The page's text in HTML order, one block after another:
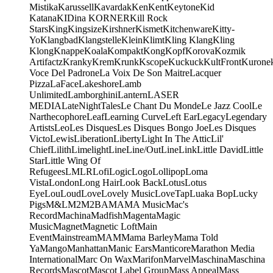
MistikaKarussellKavardakKenKentKeytoneKid
KatanaKIDina KORNERKill Rock
StarsKingKingsizeKirshnerKismetKitchenwareKitty-
YoKlangbadKlangstelleKleinKlimtKling KlangKling
KlongKnappeKoalaKompaktKongKopfKorovaKozmik
ArtifactzKrankyKremKrunkKscopeKuckuckKultFront
Voce Del PadroneLa Voix De Son MaitreLacquer
PizzaLaFaceLakeshoreLamb
UnlimitedLamborghiniLanternLASER
MEDIALateNightTalesLe Chant Du MondeLe Jazz CoolLe
NarthecophoreLeafLearning CurveLeft EarLegacyLegendary
ArtistsLeoLes DisquesLes Disques Bongo JoeLes Disques
VictoLewisLiberationLibertyLight In The AtticLil'
ChiefLilithLimelightLineLine/OutLineLinkLittle DavidLittle
StarLittle Wing Of
RefugeesLMLRLofiLogicLogoLollipopLoma
VistaLondonLong HairLook BackLotusLotus
EyeLouLoudLoveLovely MusicLoveTapLuaka BopLucky
PigsM&LM2M2BAMAMA MusicMac's
RecordMachinaMadfishMagentaMagic
MusicMagnetMagnetic LoftMain
EventMainstreamMAMMama BarleyMama Told
YaMangoManhattanManic EarsManticoreMarathon Media
InternationalMarc On WaxMarifonMarvelMaschinaMaschina
RecordsMascotMascot Label GroupMass AppealMass